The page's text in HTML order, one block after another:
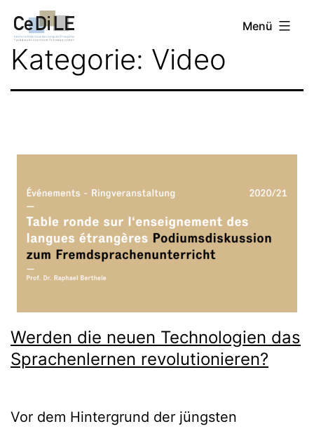
Inhalt
springen
CeDiLE Menü
Kategorie: Video
Werden die neuen Technologien das
Sprachenlernen revolutionieren?
Vor dem Hintergrund der jüngsten